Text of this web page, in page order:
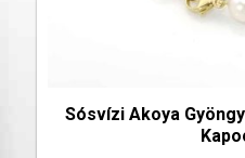
Sósvízi Akoya